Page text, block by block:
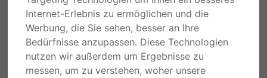
Internet-Erlebnis zu ermöglichen und die
Werbung, die Sie sehen, besser an Ihre
Bedürfnisse anzupassen. Diese Technologien
nutzen wir außerdem um Ergebnisse zu
messen, um zu verstehen, woher unsere